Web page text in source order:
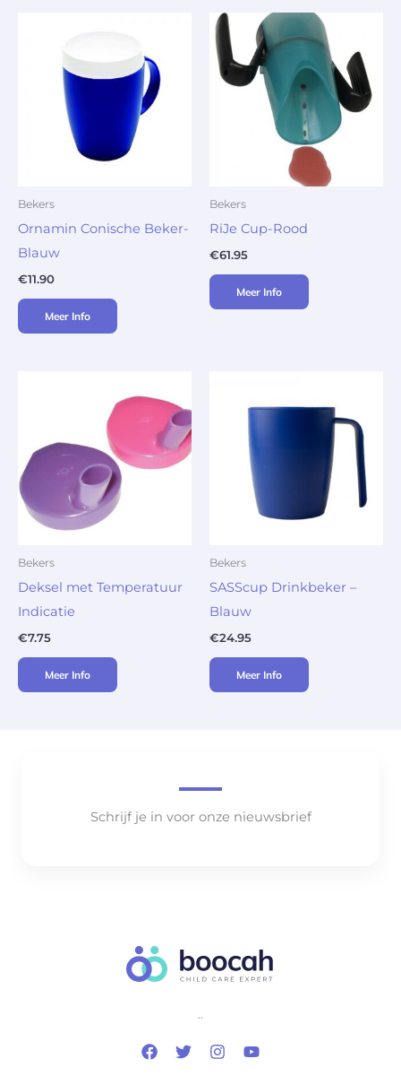
Bekers
Ornamin Conische Beker-
Blauw
€11.90
Meer Info
Bekers
RiJe Cup-Rood
€61.95
Meer Info
Bekers
Deksel met Temperatuur
Indicatie
€7.75
Meer Info
Bekers
SASScup Drinkbeker –
Blauw
€24.95
Meer Info
Schrijf je in voor onze nieuwsbrief
..